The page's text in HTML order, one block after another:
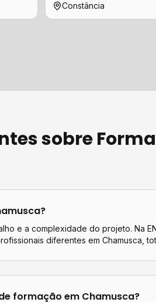
Constância
sobre
?
e a complexidade do projeto. Na
diferentes em Chamusca ,
formação em Chamusca?